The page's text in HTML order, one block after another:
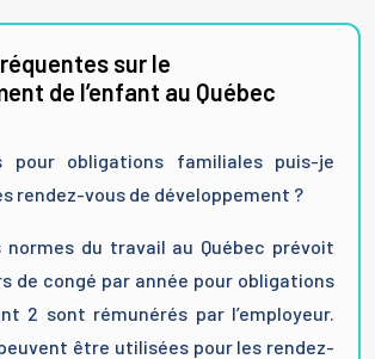
sur le
de l’enfant au Québec
pour obligations familiales puis-je
rendez-vous de développement ?
normes du travail au Québec prévoit
de congé par année pour obligations
2 sont rémunérés par l’employeur.
être utilisées pour les rendez-